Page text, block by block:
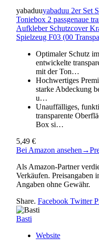
yabaduuyabaduu 2er Set
Toniebox 2 passgenaue
Aufkleber Schutzcover
Spielzeug F03 (00
Optimaler Schutz
entwickelte
mit der Ton…
Hochwertiges
starke Abdeckung
u…
Unauffälliges,
transparente
Box si…
5,49 €
Bei Amazon ansehen →
Als Amazon-Partner
Verkäufen. Preisangaben
Angaben ohne Gewähr.
Share. Facebook Twitter
Basti
Website